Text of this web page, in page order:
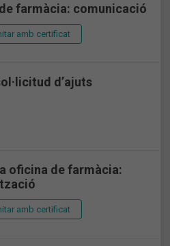
farmàcia: comunicació
amb certificat
d’ajuts
oficina de farmàcia:
amb certificat